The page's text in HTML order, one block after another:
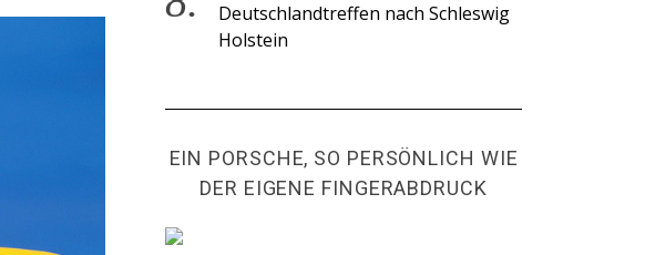
Deutschlandtreffen nach Schleswig
Holstein
EIN PORSCHE, SO PERSÖNLICH WIE
DER EIGENE FINGERABDRUCK